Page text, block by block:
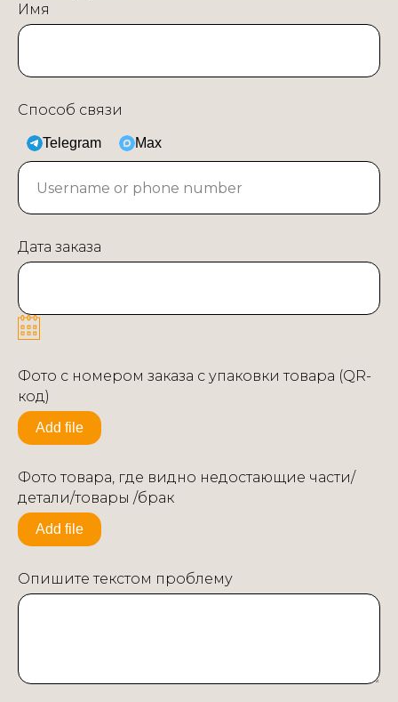
Имя
Способ связи
Telegram Max
Дата заказа
Фото с номером заказа с упаковки товара (QR-
код)
Add file
Фото товара, где видно недостающие части/
детали/товары /брак
Add file
Опишите текстом проблему